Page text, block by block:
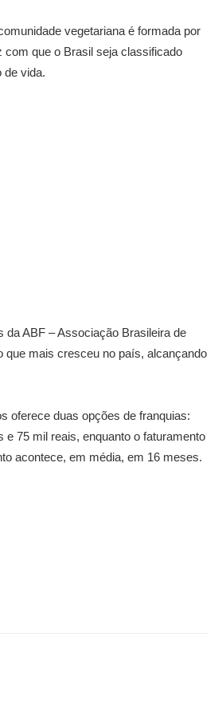
vegetariana é formada por
com que o Brasil seja classificado
de vida.
ABF – Associação Brasileira de
que mais cresceu no país, alcançando
oferece duas opções de franquias:
75 mil reais, enquanto o faturamento
acontece, em média, em 16 meses.